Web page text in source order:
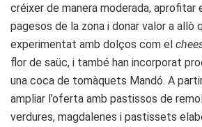
créixer de manera moderada,
pagesos de la zona i donar valor a allò
experimentat amb dolços com el
flor de saüc, i també han incorporat
una coca de tomàquets Mandó. A
ampliar l’oferta amb pastissos de
verdures, magdalenes i pastissets